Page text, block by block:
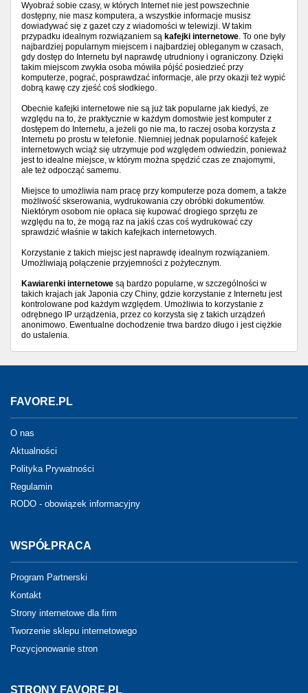
Wyobraź sobie czasy, w których Internet nie jest powszechnie
dostępny, nie masz komputera, a wszystkie informacje musisz
dowiadywać się z gazet czy z wiadomości w telewizji. W takim
przypadku idealnym rozwiązaniem są kafejki internetowe. To one były
najbardziej popularnym miejscem i najbardziej obleganym w czasach,
gdy dostęp do Internetu był naprawdę utrudniony i ograniczony. Dzięki
takim miejscom zwykła osoba mówiła pójść posiedzieć przy
komputerze, pograć, posprawdzać informacje, ale przy okazji też wypić
dobrą kawę czy zjeść coś słodkiego.
Obecnie kafejki internetowe nie są już tak popularne jak kiedyś, ze
względu na to, że praktycznie w każdym domostwie jest komputer z
dostępem do Internetu, a jeżeli go nie ma, to raczej osoba korzysta z
Internetu po prostu w telefonie. Niemniej jednak popularność kafejek
internetowych wciąż się utrzymuje pod względem odwiedzin, ponieważ
jest to idealne miejsce, w którym można spędzić czas ze znajomymi,
ale też odpocząć samemu.
Miejsce to umożliwia nam pracę przy komputerze poza domem, a także
możliwość skserowania, wydrukowania czy obróbki dokumentów.
Niektórym osobom nie opłaca się kupować drogiego sprzętu ze
względu na to, że mogą raz na jakiś czas coś wydrukować czy
sprawdzić właśnie w takich kafejkach internetowych.
Korzystanie z takich miejsc jest naprawdę idealnym rozwiązaniem.
Umożliwiają połączenie przyjemności z pożytecznym.
Kawiarenki internetowe są bardzo popularne, w szczególności w
takich krajach jak Japonia czy Chiny, gdzie korzystanie z Internetu jest
kontrolowane pod każdym względem. Umożliwia to korzystanie z
odrębnego IP urządzenia, przez co korzysta się z takich urządzeń
anonimowo. Ewentualne dochodzenie trwa bardzo długo i jest ciężkie
do ustalenia.
FAVORE.PL
O nas
Aktualności
Polityka Prywatności
Regulamin
RODO - obowiązek informacyjny
WSPÓŁPRACA
Program Partnerski
Kontakt
Strony internetowe dla firm
Tworzenie sklepu internetowego
Pozycjonowanie stron
STRONY FAVORE.PL